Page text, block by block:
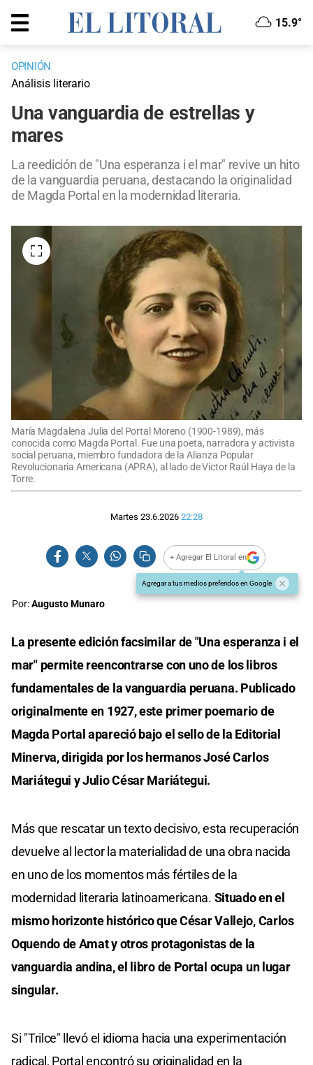
15.9°
OPINIÓN
Análisis literario
Una vanguardia de estrellas y
mares
La reedición de "Una esperanza i el mar" revive un hito
de la vanguardia peruana, destacando la originalidad
de Magda Portal en la modernidad literaria.
María Magdalena Julia del Portal Moreno (1900-1989), más
conocida como Magda Portal. Fue una poeta, narradora y activista
social peruana, miembro fundadora de la Alianza Popular
Revolucionaria Americana (APRA), al lado de Víctor Raúl Haya de la
Torre.
Martes 23.6.2026 22:28
+ Agregar El Litoral en
Agregar a tus medios preferidos en Google
Por:Augusto Munaro
La presente edición facsimilar de "Una esperanza i el
mar" permite reencontrarse con uno de los libros
fundamentales de la vanguardia peruana. Publicado
originalmente en 1927, este primer poemario de
Magda Portal apareció bajo el sello de la Editorial
Minerva, dirigida por los hermanos José Carlos
Mariátegui y Julio César Mariátegui.
Más que rescatar un texto decisivo, esta recuperación
devuelve al lector la materialidad de una obra nacida
en uno de los momentos más fértiles de la
modernidad literaria latinoamericana. Situado en el
mismo horizonte histórico que César Vallejo, Carlos
Oquendo de Amat y otros protagonistas de la
vanguardia andina, el libro de Portal ocupa un lugar
singular.
Si "Trilce" llevó el idioma hacia una experimentación
radical, Portal encontró su originalidad en la